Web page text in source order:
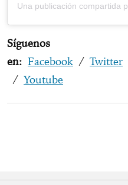
Una publicación compartida
Síguenos
en: Facebook / Twitter
/ Youtube